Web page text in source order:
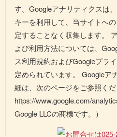
す。Googleアナリティクスは
キーを利用して、当サイトへ
定することなく収集します。
よび利用方法については、
ス利用規約およびGoogleプラ
定められています。 Googleア
細は、次のページをご参照くだ
https://www.google.com/
Google LLCの商標です。）